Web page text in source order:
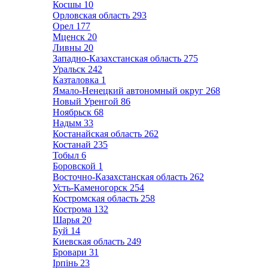
Косшы 10
Орловская область 293
Орел 177
Мценск 20
Ливны 20
Западно-Казахстанская область 275
Уральск 242
Казталовка 1
Ямало-Ненецкий автономный округ 268
Новый Уренгой 86
Ноябрьск 68
Надым 33
Костанайская область 262
Костанай 235
Тобыл 6
Боровской 1
Восточно-Казахстанская область 262
Усть-Каменогорск 254
Костромская область 258
Кострома 132
Шарья 20
Буй 14
Киевская область 249
Бровари 31
Ірпінь 23